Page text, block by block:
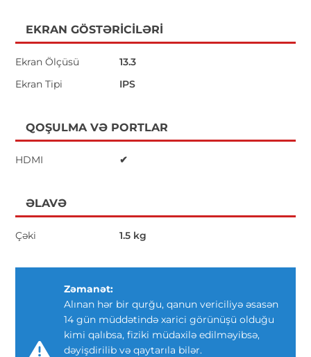
EKRAN GÖSTƏRICILƏRI
Ekran Ölçüsü
13.3
Ekran Tipi
IPS
QOŞULMA VƏ PORTLAR
HDMI ✔
ƏLAVƏ
Çəki 1.5 kg
Zəmanət:
Alınan hər bir qurğu, qanun vericiliyə əsasən
14 gün müddətində xarici görünüşü olduğu
kimi qalıbsa, fiziki müdaxilə edilməyibsə,
dəyişdirilib və qaytarıla bilər.